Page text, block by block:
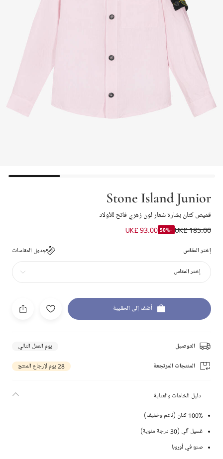
Stone Island Junior
قميص كتان بشارة شعار لون زهري فاتح للأولاد
UK£ 185.00
-50%
UK£ 93.00
إختر المقاس جدول المقاسات
إختر المقاس
أضف إلى الحقيبة
التوصيل يوم العمل التالي
المنتجات المرتجعة 28 يوم لإرجاع المنتج
دليل الخامات والعناية
100% كتان (ناعم وخفيف)
غسيل آلي (30 درجة مئوية)
صنع في أوروبا